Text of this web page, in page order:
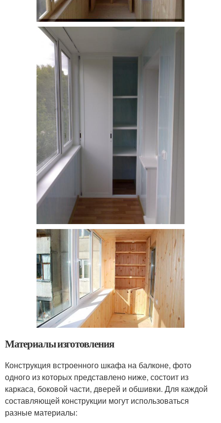
Материалы изготовления
Конструкция встроенного шкафа на балконе, фото
одного из которых представлено ниже, состоит из
каркаса, боковой части, дверей и обшивки. Для каждой
составляющей конструкции могут использоваться
разные материалы: